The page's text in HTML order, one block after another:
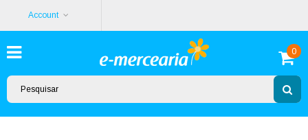
Account
0